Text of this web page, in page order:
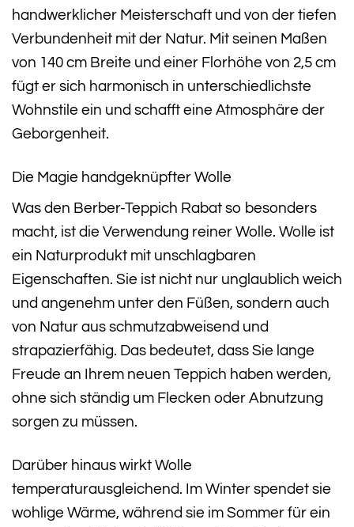
handwerklicher Meisterschaft und von der tiefen
Verbundenheit mit der Natur. Mit seinen Maßen
von 140 cm Breite und einer Florhöhe von 2,5 cm
fügt er sich harmonisch in unterschiedlichste
Wohnstile ein und schafft eine Atmosphäre der
Geborgenheit.
Die Magie handgeknüpfter Wolle
Was den Berber-Teppich Rabat so besonders
macht, ist die Verwendung reiner Wolle. Wolle ist
ein Naturprodukt mit unschlagbaren
Eigenschaften. Sie ist nicht nur unglaublich weich
und angenehm unter den Füßen, sondern auch
von Natur aus schmutzabweisend und
strapazierfähig. Das bedeutet, dass Sie lange
Freude an Ihrem neuen Teppich haben werden,
ohne sich ständig um Flecken oder Abnutzung
sorgen zu müssen.
Darüber hinaus wirkt Wolle
temperaturausgleichend. Im Winter spendet sie
wohlige Wärme, während sie im Sommer für ein